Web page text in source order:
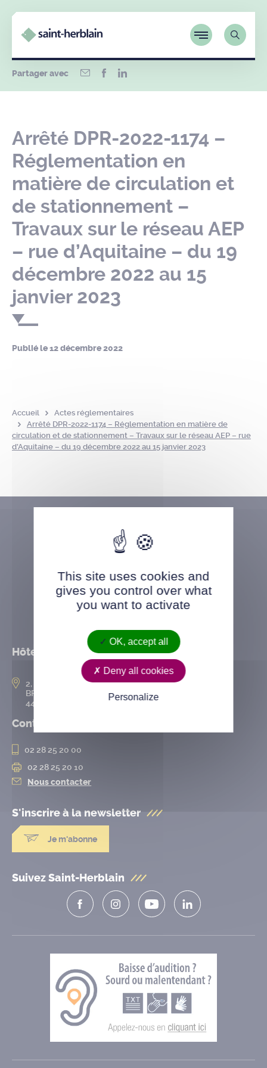
Partager avec
Arrêté DPR-2022-1174 –
Réglementation en
matière de circulation et
de stationnement –
Travaux sur le réseau AEP
– rue d’Aquitaine – du 19
décembre 2022 au 15
janvier 2023
Publié le12 décembre 2022
Accueil
Actes réglementaires
Arrêté DPR-2022-1174 – Réglementation en matière de
circulation et de stationnement – Travaux sur le réseau AEP – rue
d’Aquitaine – du 19 décembre 2022 au 15 janvier 2023
Hôtel de ville
2, rue de l’Hôtel-de-Ville
BP 50167
44802 Saint-Herblain cedex
Contact
02 28 25 20 00
02 28 25 20 10
Nous contacter
S'inscrire à la newsletter
Je m'abonne
Suivez Saint-Herblain
This site uses cookies and
gives you control over what
you want to activate
OK, accept all
Deny all cookies
Personalize